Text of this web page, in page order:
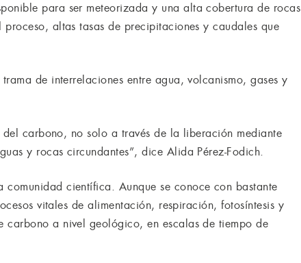
para ser meteorizada y una alta cobertura de rocas
altas tasas de precipitaciones y caudales que
de interrelaciones entre agua, volcanismo, gases y
carbono, no solo a través de la liberación mediante
y rocas circundantes”, dice Alida Pérez-Fodich.
científica. Aunque se conoce con bastante
vitales de alimentación, respiración, fotosíntesis y
carbono a nivel geológico, en escalas de tiempo de